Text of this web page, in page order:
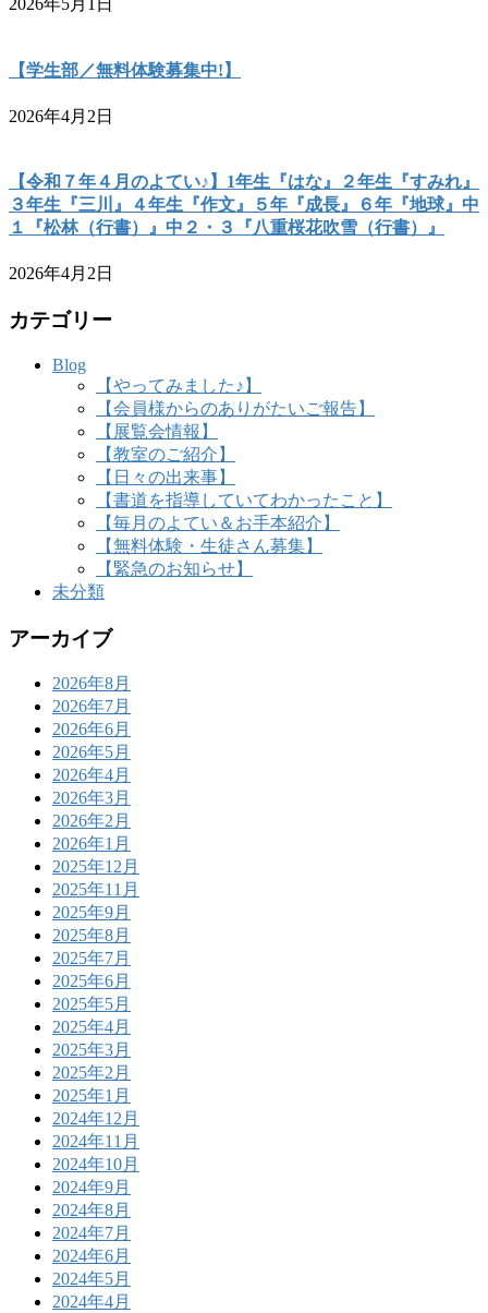
2026年5月1日
【学生部／無料体験募集中!】
2026年4月2日
【令和７年４月のよてい♪】1年生『はな』２年生『すみれ』
３年生『三川』４年生『作文』５年『成長』６年『地球』中
１『松林（行書）』中２・３『八重桜花吹雪（行書）』
2026年4月2日
カテゴリー
Blog
【やってみました♪】
【会員様からのありがたいご報告】
【展覧会情報】
【教室のご紹介】
【日々の出来事】
【書道を指導していてわかったこと】
【毎月のよてい＆お手本紹介】
【無料体験・生徒さん募集】
【緊急のお知らせ】
未分類
アーカイブ
2026年8月
2026年7月
2026年6月
2026年5月
2026年4月
2026年3月
2026年2月
2026年1月
2025年12月
2025年11月
2025年9月
2025年8月
2025年7月
2025年6月
2025年5月
2025年4月
2025年3月
2025年2月
2025年1月
2024年12月
2024年11月
2024年10月
2024年9月
2024年8月
2024年7月
2024年6月
2024年5月
2024年4月